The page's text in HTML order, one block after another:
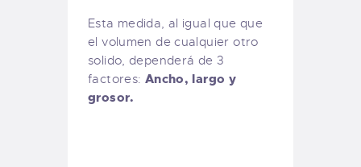
Esta medida, al igual que que
el volumen de cualquier otro
solido, dependerá de 3
factores: Ancho, largo y
grosor.